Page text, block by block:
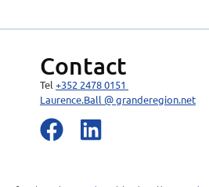
Contact
Tel +352 2478 0151
Laurence.Ball @ granderegion.net